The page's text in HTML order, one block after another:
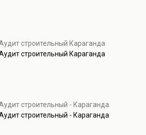
строительный Караганда
строительный Караганда
строительный - Караганда
строительный - Караганда